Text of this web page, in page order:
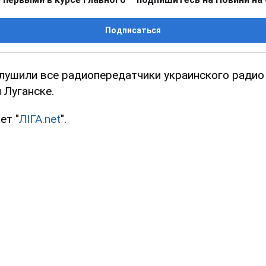
Подписаться
все радиопередатчики украинского
"ЛІГА.net".